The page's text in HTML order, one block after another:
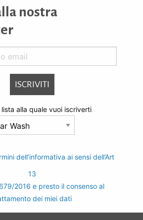
nostra
lista alla quale vuoi iscriverti
dell’informativa ai sensi dell’Art
13
2016 e presto il consenso al
dei miei dati